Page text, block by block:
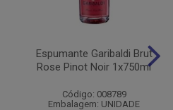
Espumante Garibaldi Brut
Rose Pinot Noir 1x750ml
Código: 008789
Embalagem: UNIDADE